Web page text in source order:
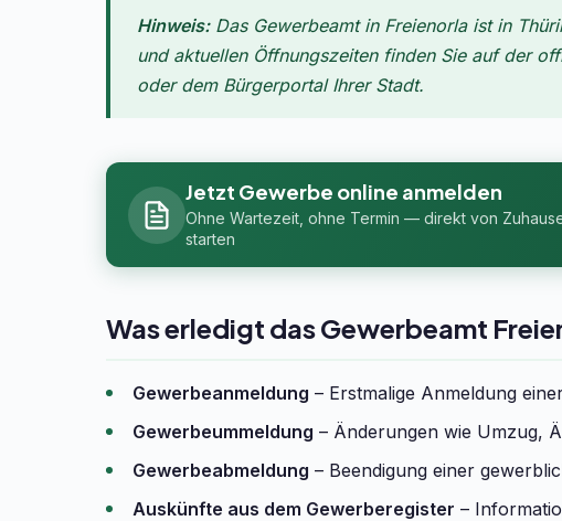
Hinweis:Das Gewerbeamt in Freienorla ist in
und aktuellen Öffnungszeiten finden Sie auf der
oder dem Bürgerportal Ihrer Stadt.
Jetzt Gewerbe online anmelden
Ohne Wartezeit, ohne Termin — direkt von
starten
Was erledigt das Gewerbeamt
Gewerbeanmeldung – Erstmalige Anmeldung
Gewerbeummeldung – Änderungen wie Umzug,
Gewerbeabmeldung – Beendigung einer
Auskünfte aus dem Gewerberegister –